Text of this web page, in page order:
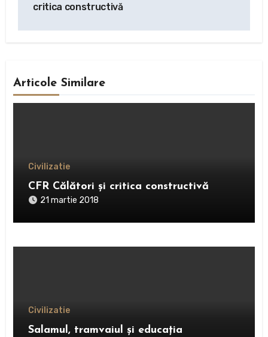
critica constructivă
Articole Similare
Civilizatie
CFR Călători și critica constructivă
21 martie 2018
Civilizatie
Salamul, tramvaiul și educația